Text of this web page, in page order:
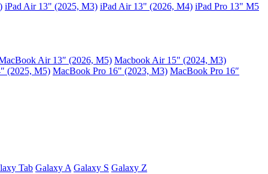
iPad Air 13" (2025, M3) iPad Air 13" (2026, M4) iPad Pro 13" M5
Air 13″ (2026, M5) Macbook Air 15" (2024, M3)
(2025, M5) MacBook Pro 16" (2023, M3) MacBook Pro 16″
Tab Galaxy A Galaxy S Galaxy Z